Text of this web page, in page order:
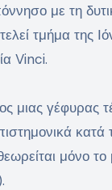
με τη
τμήμα της
Vinci.
μιας γέφυρας
μόνο